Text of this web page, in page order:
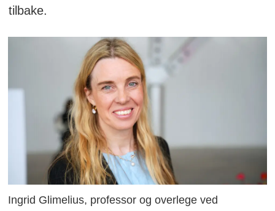
tilbake.
Ingrid Glimelius, professor og overlege ved